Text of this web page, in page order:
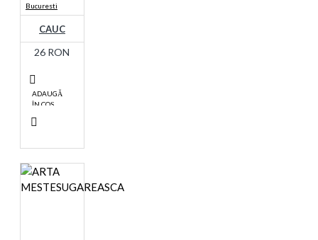
Bucuresti
CAUC
26 RON
ADAUGĂ
ÎN COŞ